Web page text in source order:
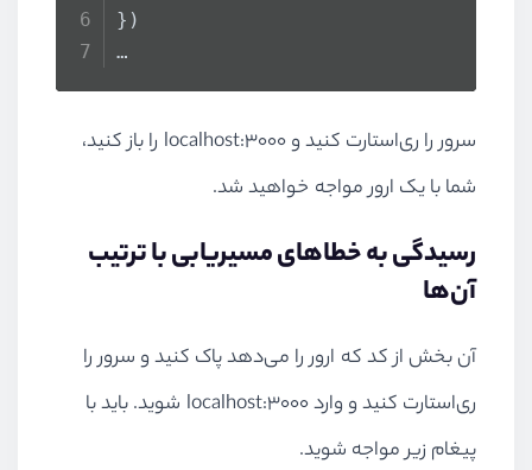
})
…
سرور را ری‌استارت کنید و localhost:3000 را باز کنید،
شما با یک ارور مواجه خواهید شد.
رسیدگی به خطا‌های مسیریابی با ترتیب
آن‌ها
آن بخش از کد که ارور را می‌دهد پاک کنید و سرور را
ری‌استارت کنید و وارد localhost:3000 شوید. باید با
پیغام زیر مواجه شوید.